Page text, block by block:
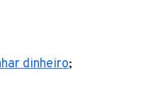
dinheiro;